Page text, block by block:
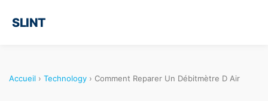
SLINT
Accueil › Technology › Comment Reparer Un Débitmètre D Air